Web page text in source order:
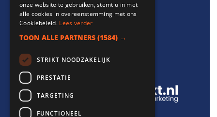
onze website te gebruiken, stemt u in met
alle cookies in overeenstemming met ons
Cookiebeleid. Lees verder
TOON ALLE PARTNERS (1584) →
STRIKT NOODZAKELIJK
PRESTATIE
TARGETING
FUNCTIONEEL